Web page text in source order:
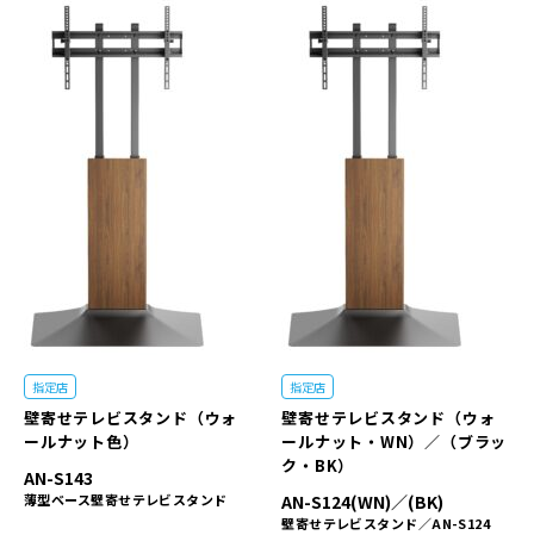
指定店
壁寄せテレビスタンド（ウォ
ールナット色）
AN-S143
薄型ベース壁寄せテレビスタンド
指定店
壁寄せテレビスタンド（ウォ
ールナット・WN）／（ブラッ
ク・BK）
AN-S124(WN)／(BK)
壁寄せテレビスタンド／AN-S124